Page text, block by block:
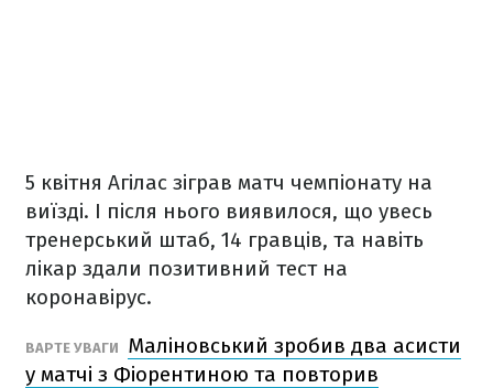
5 квітня Агілас зіграв матч чемпіонату на
виїзді. І після нього виявилося, що увесь
тренерський штаб, 14 гравців, та навіть
лікар здали позитивний тест на
коронавірус.
ВАРТЕ УВАГИ
Маліновський зробив два асисти
у матчі з Фіорентиною та повторив